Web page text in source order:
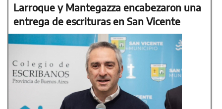
Larroque y Mantegazza encabezaron una
entrega de escrituras en San Vicente